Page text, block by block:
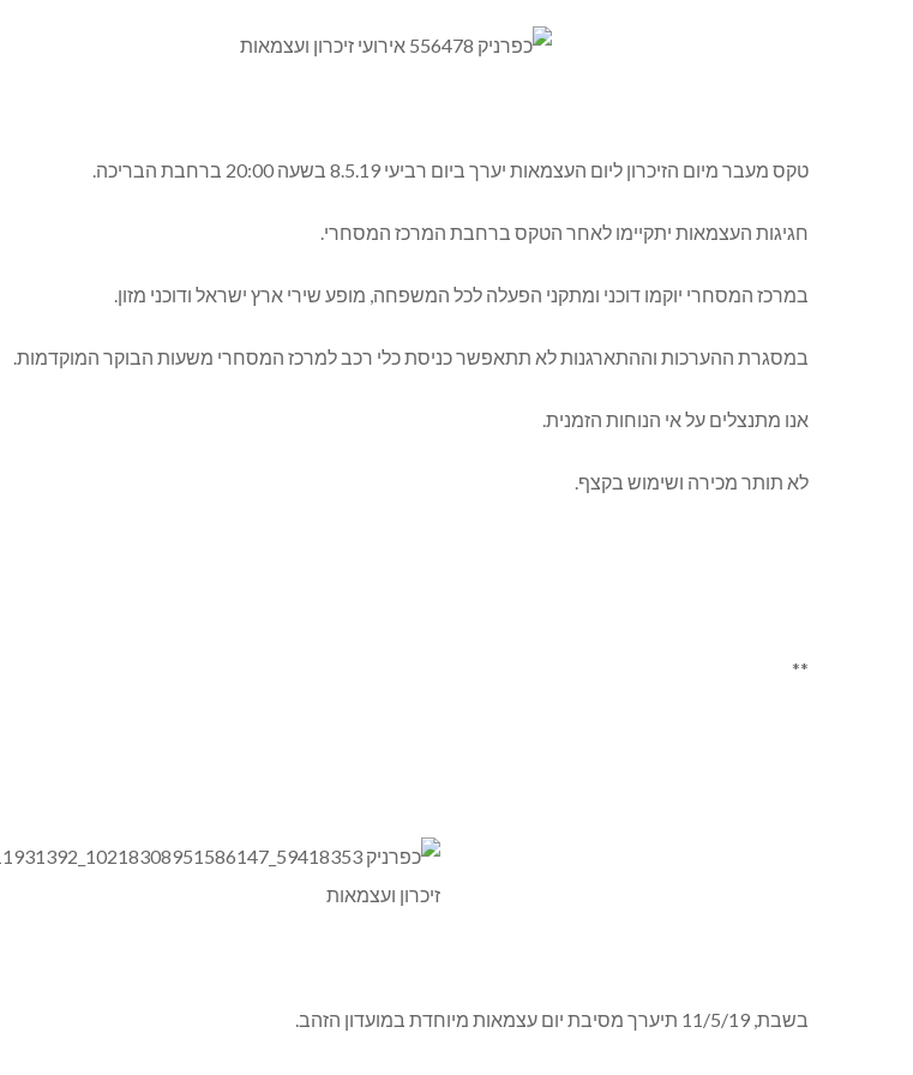
טקס מעבר מיום הזיכרון ליום העצמאות יערך ביום רביעי 8.5.19 בשעה 20:00 ברחבת הבריכה.
חגיגות העצמאות יתקיימו לאחר הטקס ברחבת המרכז המסחרי.
במרכז המסחרי יוקמו דוכני ומתקני הפעלה לכל המשפחה, מופע שירי ארץ ישראל ודוכני מזון.
במסגרת ההערכות וההתארגנות לא תתאפשר כניסת כלי רכב למרכז המסחרי משעות הבוקר המוקדמות.
אנו מתנצלים על אי הנוחות הזמנית.
לא תותר מכירה ושימוש בקצף.
**
בשבת, 11/5/19 תיערך מסיבת יום עצמאות מיוחדת במועדון הזהב.